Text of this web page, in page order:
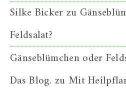
Silke Bickerzu
Feldsalat?
Gänseblümchen oder
Das Blog. zu Mit